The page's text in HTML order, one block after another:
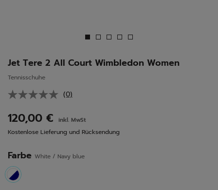
Jet Tere 2 All Court Wimbledon Women
Tennisschuhe
Kein
auf
derselben
Seite.
(0)
120,00 €
inkl. MwSt
Kostenlose Lieferung und Rücksendung
Farbe White / Navy blue
selected